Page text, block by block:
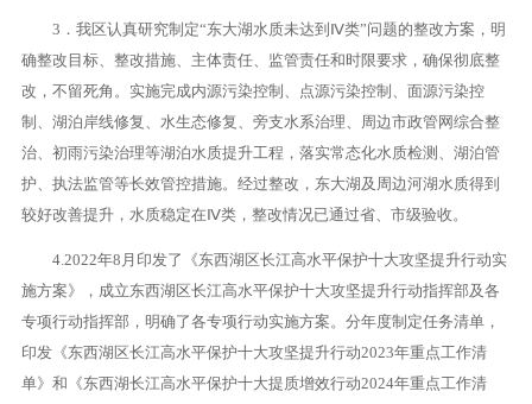
3．我区认真研究制定“东大湖水质未达到Ⅳ类”问题的整改方案，明
确整改目标、整改措施、主体责任、监管责任和时限要求，确保彻底整
改，不留死角。实施完成内源污染控制、点源污染控制、面源污染控
制、湖泊岸线修复、水生态修复、旁支水系治理、周边市政管网综合整
治、初雨污染治理等湖泊水质提升工程，落实常态化水质检测、湖泊管
护、执法监管等长效管控措施。经过整改，东大湖及周边河湖水质得到
较好改善提升，水质稳定在Ⅳ类，整改情况已通过省、市级验收。
4.2022年8月印发了《东西湖区长江高水平保护十大攻坚提升行动实
施方案》，成立东西湖区长江高水平保护十大攻坚提升行动指挥部及各
专项行动指挥部，明确了各专项行动实施方案。分年度制定任务清单，
印发《东西湖区长江高水平保护十大攻坚提升行动2023年重点工作清
单》和《东西湖长江高水平保护十大提质增效行动2024年重点工作清